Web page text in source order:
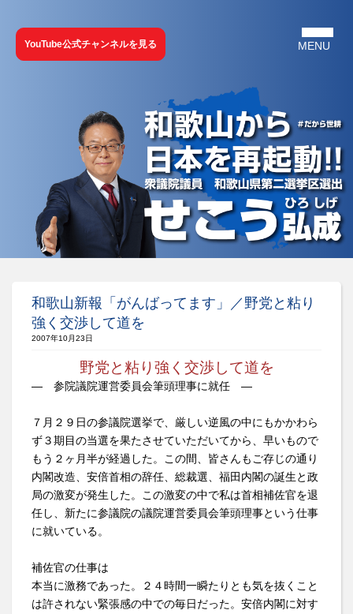
YouTube公式チャンネルを見る
和歌山新報「がんばってます」／野党と粘り
強く交渉して道を
2007年10月23日
野党と粘り強く交渉して道を
― 参院議院運営委員会筆頭理事に就任 ―
７月２９日の参議院選挙で、厳しい逆風の中にもかかわら
ず３期目の当選を果たさせていただいてから、早いもので
もう２ヶ月半が経過した。この間、皆さんもご存じの通り
内閣改造、安倍首相の辞任、総裁選、福田内閣の誕生と政
局の激変が発生した。この激変の中で私は首相補佐官を退
任し、新たに参議院の議院運営委員会筆頭理事という仕事
に就いている。
補佐官の仕事は
本当に激務であった。２４時間一瞬たりとも気を抜くこと
は許されない緊張感の中での毎日だった。安倍内閣に対す